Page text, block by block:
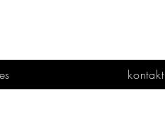
kontakt